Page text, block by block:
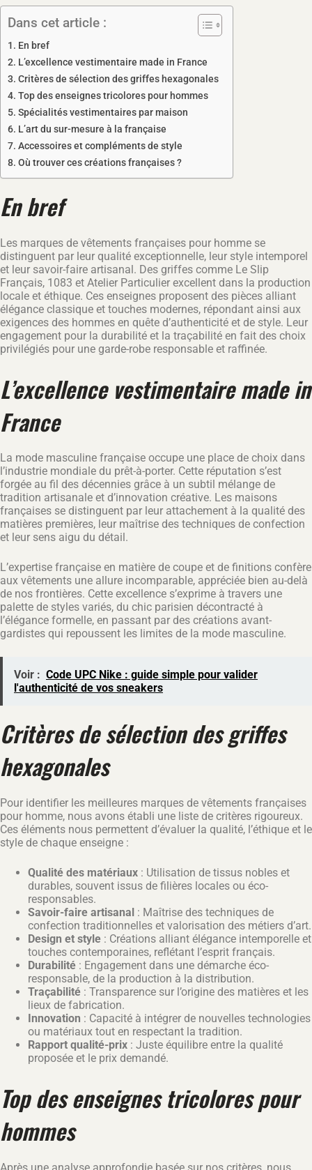
Dans cet article :
En bref
L’excellence vestimentaire made in France
Critères de sélection des griffes hexagonales
Top des enseignes tricolores pour hommes
Spécialités vestimentaires par maison
L’art du sur-mesure à la française
Accessoires et compléments de style
Où trouver ces créations françaises ?
En bref
Les marques de vêtements françaises pour homme se
distinguent par leur qualité exceptionnelle, leur style intemporel
et leur savoir-faire artisanal. Des griffes comme Le Slip
Français, 1083 et Atelier Particulier excellent dans la production
locale et éthique. Ces enseignes proposent des pièces alliant
élégance classique et touches modernes, répondant ainsi aux
exigences des hommes en quête d’authenticité et de style. Leur
engagement pour la durabilité et la traçabilité en fait des choix
privilégiés pour une garde-robe responsable et raffinée.
L’excellence vestimentaire made in
France
La mode masculine française occupe une place de choix dans
l’industrie mondiale du prêt-à-porter. Cette réputation s’est
forgée au fil des décennies grâce à un subtil mélange de
tradition artisanale et d’innovation créative. Les maisons
françaises se distinguent par leur attachement à la qualité des
matières premières, leur maîtrise des techniques de confection
et leur sens aigu du détail.
L’expertise française en matière de coupe et de finitions confère
aux vêtements une allure incomparable, appréciée bien au-delà
de nos frontières. Cette excellence s’exprime à travers une
palette de styles variés, du chic parisien décontracté à
l’élégance formelle, en passant par des créations avant-
gardistes qui repoussent les limites de la mode masculine.
Voir : Code UPC Nike : guide simple pour valider
l'authenticité de vos sneakers
Critères de sélection des griffes
hexagonales
Pour identifier les meilleures marques de vêtements françaises
pour homme, nous avons établi une liste de critères rigoureux.
Ces éléments nous permettent d’évaluer la qualité, l’éthique et le
style de chaque enseigne :
Qualité des matériaux : Utilisation de tissus nobles et
durables, souvent issus de filières locales ou éco-
responsables.
Savoir-faire artisanal : Maîtrise des techniques de
confection traditionnelles et valorisation des métiers d’art.
Design et style : Créations alliant élégance intemporelle et
touches contemporaines, reflétant l’esprit français.
Durabilité : Engagement dans une démarche éco-
responsable, de la production à la distribution.
Traçabilité : Transparence sur l’origine des matières et les
lieux de fabrication.
Innovation : Capacité à intégrer de nouvelles technologies
ou matériaux tout en respectant la tradition.
Rapport qualité-prix : Juste équilibre entre la qualité
proposée et le prix demandé.
Top des enseignes tricolores pour
hommes
Après une analyse approfondie basée sur nos critères, nous